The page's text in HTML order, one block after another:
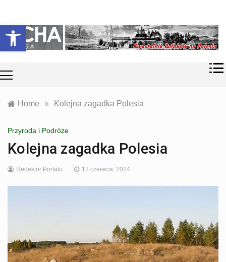
Otwórz pasek narzędzi
content
Echa
Polesia
współczesność
Polaków na
Polesiu.
Home » Kolejna zagadka Polesia
Przyroda i Podróże
Kolejna zagadka Polesia
Redaktor Portalu 12 czerwca, 2024